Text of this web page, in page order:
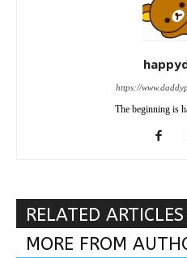
https://
The beginning is
RELATED ARTICLES
MORE FROM